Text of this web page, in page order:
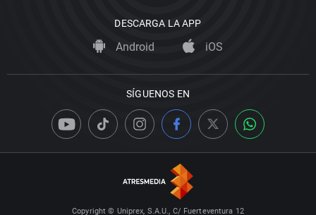
DESCARGA LA APP
Android iOS
SÍGUENOS EN
Copyright © Uniprex, S.A.U., C/ Fuerteventura 12